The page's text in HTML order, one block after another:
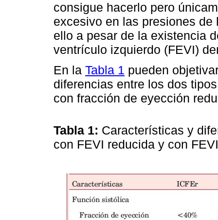
consigue hacerlo pero
excesivo en las presiones
ello a pesar de la existencia
ventrículo izquierdo (FEVI)
En la Tabla 1 pueden
diferencias entre los dos
con fracción de eyección
Tabla 1: Características y
con FEVI reducida y con